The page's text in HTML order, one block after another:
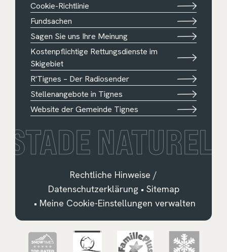
Cookie-Richtlinie
Fundsachen
Sagen Sie uns Ihre Meinung
Kostenpflichtige Rettungsdienste im
Skigebiet
R'Tignes – Der Radiosender
Stellenangebote in Tignes
Website der Gemeinde Tignes
STADE NATUREL
Rechtliche Hinweise /
Datenschutzerklärung• Sitemap
• Meine Cookie-Einstellungen verwalten